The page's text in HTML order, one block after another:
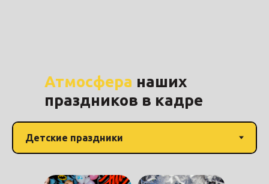
Атмосфера наших
праздников в кадре